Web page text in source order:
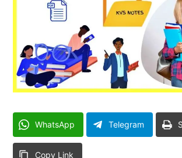
WhatsApp Telegram
Copy Link